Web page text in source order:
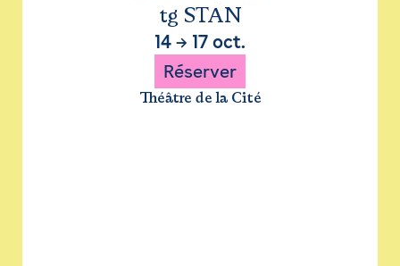
tg STAN
14 → 17 oct.
Réserver
Théâtre de la Cité